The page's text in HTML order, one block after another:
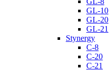
GL-10
GL-20
GL-21
Stynergy
C-8
C-20
C-21